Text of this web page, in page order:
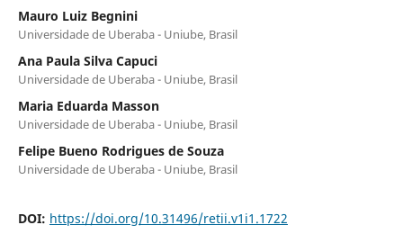
Mauro Luiz Begnini
Universidade de Uberaba - Uniube, Brasil
Ana Paula Silva Capuci
Universidade de Uberaba - Uniube, Brasil
Maria Eduarda Masson
Universidade de Uberaba - Uniube, Brasil
Felipe Bueno Rodrigues de Souza
Universidade de Uberaba - Uniube, Brasil
DOI: https://doi.org/10.31496/retii.v1i1.1722